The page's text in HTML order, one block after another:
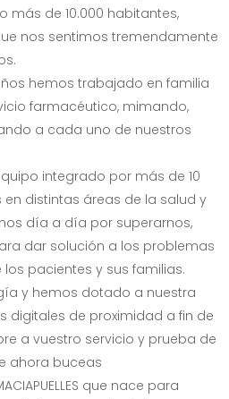
más de 10.000 habitantes,
nos sentimos tremendamente
hemos trabajado en familia
farmacéutico, mimando,
a cada uno de nuestros
integrado por más de 10
distintas áreas de la salud y
día a día por superarnos,
dar solución a los problemas
pacientes y sus familias.
y hemos dotado a nuestra
digitales de proximidad a fin de
a vuestro servicio y prueba de
ahora buceas
que nace para